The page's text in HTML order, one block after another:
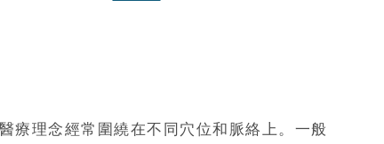
療理念經常圍繞在不同穴位和脈絡上。一般